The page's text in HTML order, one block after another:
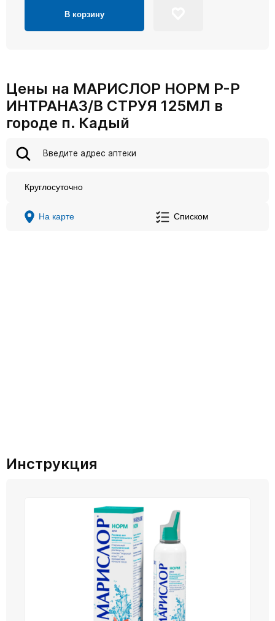
В корзину
Цены на МАРИСЛОР НОРМ Р-Р
ИНТРАНАЗ/В СТРУЯ 125МЛ в
городе п. Кадый
Круглосуточно
На карте Списком
Инструкция